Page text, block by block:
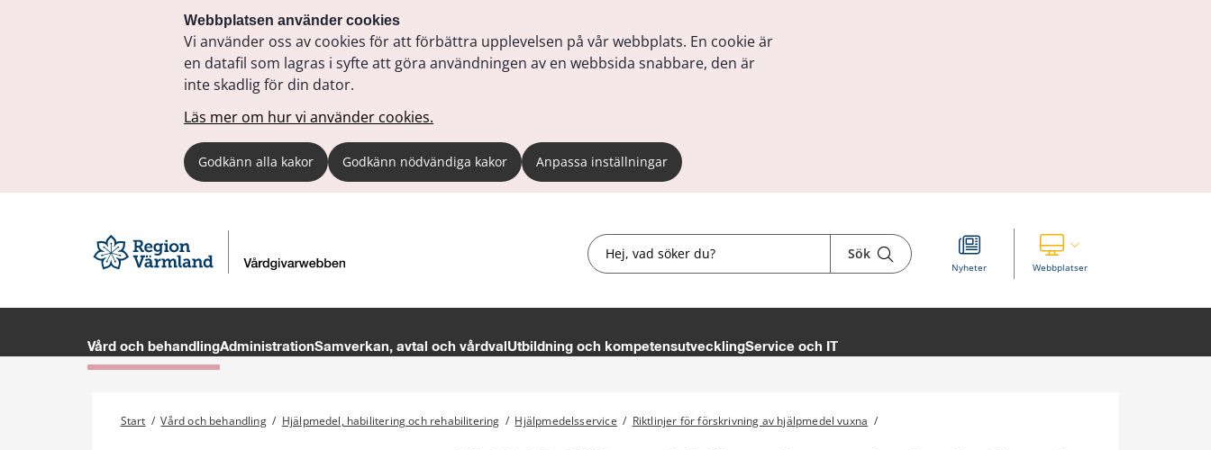
Webbplatsen använder cookies
Vi använder oss av cookies för att förbättra upplevelsen på vår webbplats. En cookie är
en datafil som lagras i syfte att göra användningen av en webbsida snabbare, den är
inte skadlig för din dator.
Läs mer om hur vi använder cookies.
Godkänn alla kakor Godkänn nödvändiga kakor Anpassa inställningar
Sök Sök
Nyheter WebbplatserVisa våra andra webbplatser
Vård och behandlingAdministrationSamverkan, avtal och vårdval Utbildning och kompetensutvecklingService och IT
Start / Vård och behandling / Hjälpmedel, habilitering och rehabilitering / Hjälpmedelsservice / Riktlinjer för förskrivning av hjälpmedel vuxna /